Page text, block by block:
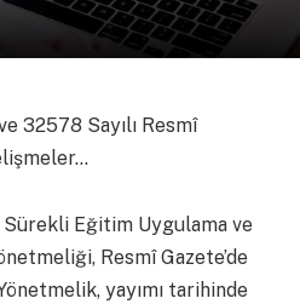
32578 Sayılı Resmî
Eğitim Uygulama ve
Resmî Gazete’de
yayımı tarihinde